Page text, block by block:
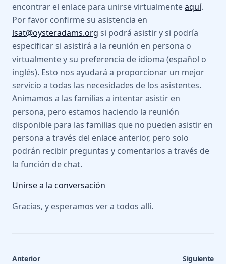
encontrar el enlace para unirse virtualmenteaquí.
Por favor confirme su asistencia en
lsat@oysteradams.org si podrá asistir y si podría
especificar si asistirá a la reunión en persona o
virtualmente y su preferencia de idioma (español o
inglés). Esto nos ayudará a proporcionar un mejor
servicio a todas las necesidades de los asistentes.
Animamos a las familias a intentar asistir en
persona, pero estamos haciendo la reunión
disponible para las familias que no pueden asistir en
persona a través del enlace anterior, pero solo
podrán recibir preguntas y comentarios a través de
la función de chat.
Unirse a la conversación
Gracias, y esperamos ver a todos allí.
Anterior
Siguiente